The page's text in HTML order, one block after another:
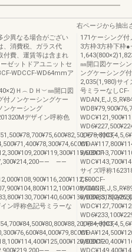
少異なる場合がござい
、消費税、ガラス代
付費、運賃等は含まれ
ゼットドアユニットセ
WDCCF-WD64mmア
Ｈ︵ＤＨ︶㎜開口図
付ノンケーシングケー
ンケーシング
デザイン呼称色
――
ン呼称色記号ミラーな
――
右ページから抽出
171ケーシング
3方枠3方枠下枠
㎜開口図ケーシ
ングケーシング
2,035(1,980)サ
号ミラーなしCF-
ミラー付CF-
サイズ呼称
CF-
ミラー付CF-